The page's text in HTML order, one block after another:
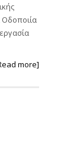
Οδοποιία
more]